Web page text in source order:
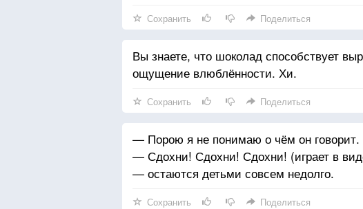
Сохранить Поделиться
Вы знаете, что шоколад способствует
ощущение влюблённости. Хи.
Сохранить Поделиться
— Порою я не понимаю о чём он говорит.
— Сдохни! Сдохни! Сдохни! (играет в
— остаются детьми совсем недолго.
Сохранить Поделиться